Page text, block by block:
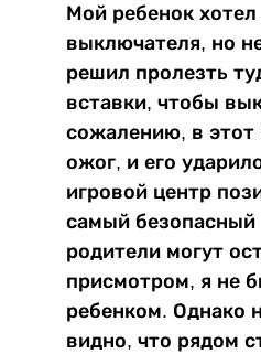
Мой ребенок хотел
выключателя, но
решил пролезть
вставки, чтобы
сожалению, в этот
ожог, и его
игровой центр
самый безопасный
родители могут
присмотром, я не
ребенком. Однако
видно, что рядом